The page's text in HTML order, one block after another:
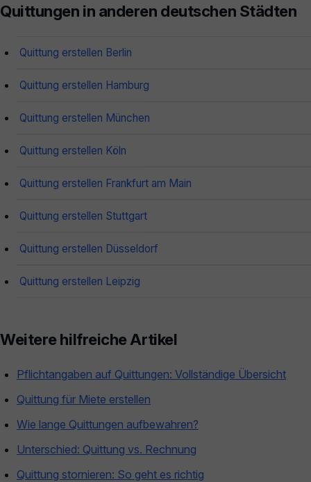
Quittungen in anderen deutschen Städten
Quittung erstellen Berlin
Quittung erstellen Hamburg
Quittung erstellen München
Quittung erstellen Köln
Quittung erstellen Frankfurt am Main
Quittung erstellen Stuttgart
Quittung erstellen Düsseldorf
Quittung erstellen Leipzig
Weitere hilfreiche Artikel
Pflichtangaben auf Quittungen: Vollständige Übersicht
Quittung für Miete erstellen
Wie lange Quittungen aufbewahren?
Unterschied: Quittung vs. Rechnung
Quittung stornieren: So geht es richtig